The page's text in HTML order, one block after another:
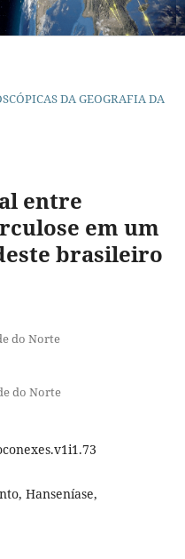
DA GEOGRAFIA DA
entre
em um
brasileiro
do Norte
do Norte
Hanseníase,